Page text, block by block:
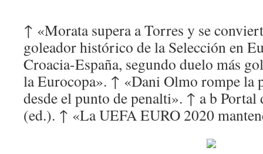
↑ «Morata supera a Torres y se
goleador histórico de la Selección en
Croacia-España, segundo duelo más
la Eurocopa». ↑ «Dani Olmo rompe la
desde el punto de penalti». ↑ a b
(ed.). ↑ «La UEFA EURO 2020